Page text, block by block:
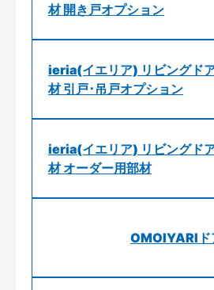
材 開き戸オプション
ieria(イエリア) リビングド
材 引戸･吊戸オプション
ieria(イエリア) リビングド
材 オーダー用部材
OMOIYARIド